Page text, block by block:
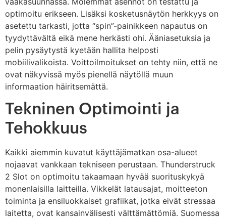
optimoitu erikseen. Lisäksi kosketusnäytön herkkyys on
asetettu tarkasti, jotta “spin”-painikkeen napautus on
tyydyttävältä eikä mene herkästi ohi. Ääniasetuksia ja
pelin pysäytystä kyetään hallita helposti
mobiilivalikoista. Voittoilmoitukset on tehty niin, että ne
ovat näkyvissä myös pienellä näytöllä muun
informaation häiritsemättä.
Tekninen Optimointi ja
Tehokkuus
Kaikki aiemmin kuvatut käyttäjämatkan osa-alueet
nojaavat vankkaan tekniseen perustaan. Thunderstruck
2 Slot on optimoitu takaamaan hyvää suorituskykyä
monenlaisilla laitteilla. Vikkelät latausajat, moitteeton
toiminta ja ensiluokkaiset grafiikat, jotka eivät stressaa
laitetta, ovat kansainvälisesti välttämättömiä. Suomessa